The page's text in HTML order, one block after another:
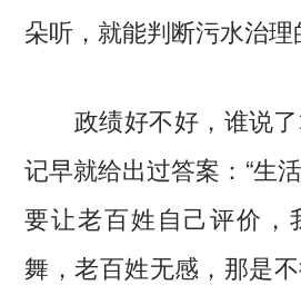
朵听，就能判断污水治理
政绩好不好，谁说了
记早就给出过答案：“生
要让老百姓自己评价，
舞，老百姓无感，那是